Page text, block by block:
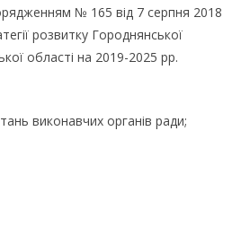
№ 165 від 7 серпня 2018
розвитку Городнянської
області на 2019-2025 рр.
виконавчих органів ради;